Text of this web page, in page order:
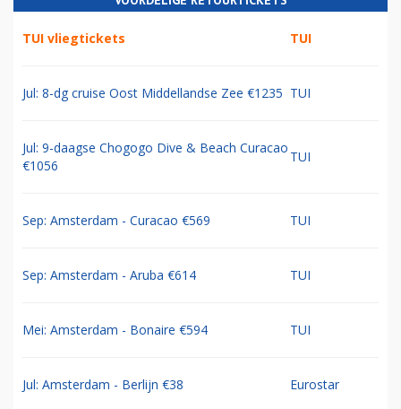
TUI vliegtickets TUI
Jul: 8-dg cruise Oost Middellandse Zee €1235 TUI
Jul: 9-daagse Chogogo Dive & Beach Curacao
€1056
TUI
Sep: Amsterdam - Curacao €569 TUI
Sep: Amsterdam - Aruba €614 TUI
Mei: Amsterdam - Bonaire €594 TUI
Jul: Amsterdam - Berlijn €38 Eurostar